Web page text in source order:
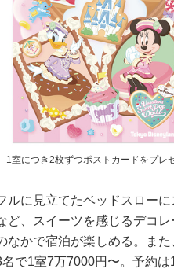
1室につき2枚ずつポストカードをプレ
に見立てたベッドスロー
ど、スイーツを感じるデコ
なかで宿泊が楽しめる。ま
で1室7万7000円〜。予約は